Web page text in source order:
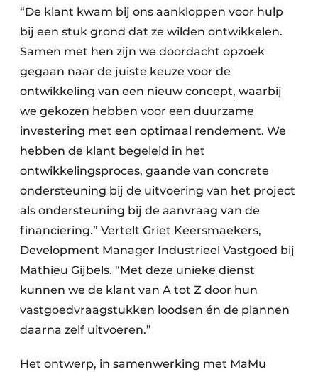
“De klant kwam bij ons aankloppen voor hulp
bij een stuk grond dat ze wilden ontwikkelen.
Samen met hen zijn we doordacht opzoek
gegaan naar de juiste keuze voor de
ontwikkeling van een nieuw concept, waarbij
we gekozen hebben voor een duurzame
investering met een optimaal rendement. We
hebben de klant begeleid in het
ontwikkelingsproces, gaande van concrete
ondersteuning bij de uitvoering van het project
als ondersteuning bij de aanvraag van de
financiering.” Vertelt Griet Keersmaekers,
Development Manager Industrieel Vastgoed bij
Mathieu Gijbels. “Met deze unieke dienst
kunnen we de klant van A tot Z door hun
vastgoedvraagstukken loodsen én de plannen
daarna zelf uitvoeren.”
Het ontwerp, in samenwerking met MaMu